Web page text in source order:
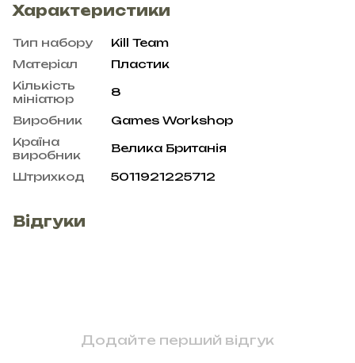
Характеристики
Тип набору
Kill Team
Матеріал
Пластик
Кількість
мініатюр
8
Виробник
Games Workshop
Країна
виробник
Велика Британія
Штрихкод 5011921225712
Відгуки
Додайте перший відгук